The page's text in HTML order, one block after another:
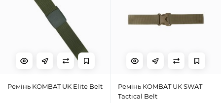
Ремінь KOMBAT UK Elite Belt
Ремінь KOMBAT UK SWAT
Tactical Belt